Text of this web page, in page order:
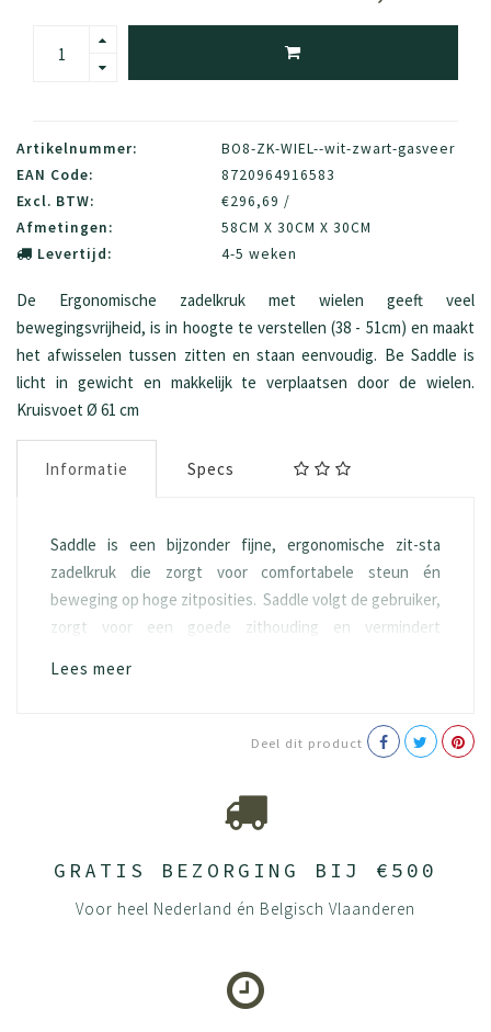
Artikelnummer:
BO8-ZK-WIEL--wit-zwart-gasveer
EAN Code:
8720964916583
Excl. BTW:
€296,69 /
Afmetingen:
58CM X 30CM X 30CM
Levertijd:
4-5 weken
De Ergonomische zadelkruk met wielen geeft veel
bewegingsvrijheid, is in hoogte te verstellen (38 - 51cm) en maakt
het afwisselen tussen zitten en staan eenvoudig. Be Saddle is
licht in gewicht en makkelijk te verplaatsen door de wielen.
Kruisvoet Ø 61 cm
Informatie Specs
Saddle is een bijzonder fijne, ergonomische zit-sta
zadelkruk die zorgt voor comfortabele steun én
beweging op hoge zitposities. Saddle volgt de gebruiker,
zorgt voor een goede zithouding en vermindert
Wol gewonnen uit Nieuw Zeeland
Draagt bij LEED v3 (U.S. Green Building
5-teens van Ø 61 cm
zithoek- en hoogte instelling
(optioneel) de stoel in polyester uitvoering
Lees meer
Deel dit product
GRATIS BEZORGING BIJ €500
Voor heel Nederland én Belgisch Vlaanderen